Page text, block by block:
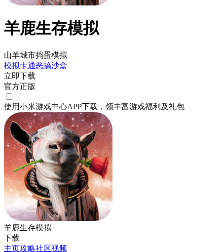
羊鹿生存模拟
山羊城市捣蛋模拟
模拟卡通恶搞沙盒
立即下载
官方正版
使用小米游戏中心APP下载 ，领丰富游戏福利 及礼包
羊鹿生存模拟
下载
主页攻略社区视频